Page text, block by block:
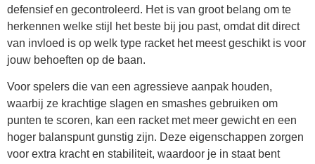
defensief en gecontroleerd. Het is van groot belang om te
herkennen welke stijl het beste bij jou past, omdat dit direct
van invloed is op welk type racket het meest geschikt is voor
jouw behoeften op de baan.
Voor spelers die van een agressieve aanpak houden,
waarbij ze krachtige slagen en smashes gebruiken om
punten te scoren, kan een racket met meer gewicht en een
hoger balanspunt gunstig zijn. Deze eigenschappen zorgen
voor extra kracht en stabiliteit, waardoor je in staat bent